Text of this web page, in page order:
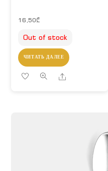
16,50₾
Out of stock
ЧИТАТЬ ДАЛЕЕ
Share